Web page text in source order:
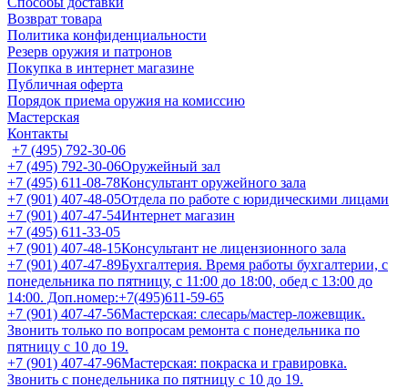
Возврат товара
Политика конфиденциальности
Резерв оружия и патронов
Покупка в интернет магазине
Публичная оферта
Порядок приема оружия на комиссию
Мастерская
Контакты
+7 (495) 792-30-06
+7 (495) 792-30-06Оружейный зал
+7 (495) 611-08-78Консультант оружейного зала
+7 (901) 407-48-05Отдела по работе с юридическими лицами
+7 (901) 407-47-54Интернет магазин
+7 (495) 611-33-05
+7 (901) 407-48-15Консультант не лицензионного зала
+7 (901) 407-47-89Бухгалтерия. Время работы бухгалтерии, с
понедельника по пятницу, с 11:00 до 18:00, обед с 13:00 до
14:00. Доп.номер:+7(495)611-59-65
+7 (901) 407-47-56Мастерская: слесарь/мастер-ложевщик.
Звонить только по вопросам ремонта с понедельника по
пятницу с 10 до 19.
+7 (901) 407-47-96Мастерская: покраска и гравировка.
Звонить с понедельника по пятницу с 10 до 19.